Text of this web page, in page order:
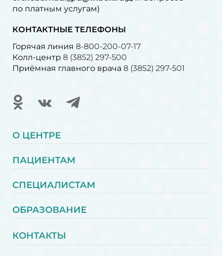
по платным услугам)⁠
КОНТАКТНЫЕ ТЕЛЕФОНЫ
Горячая линия 8-800-200-07-17
Колл-центр 8 (3852) 297-500
Приёмная главного врача 8 (3852) 297-501
О ЦЕНТРЕ
ПАЦИЕНТАМ
СПЕЦИАЛИСТАМ
ОБРАЗОВАНИЕ
КОНТАКТЫ